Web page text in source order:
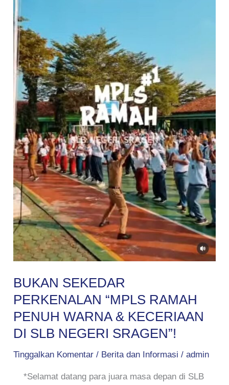
BUKAN SEKEDAR
PERKENALAN “MPLS RAMAH
PENUH WARNA & KECERIAAN
DI SLB NEGERI SRAGEN”!
Tinggalkan Komentar / Berita dan Informasi /admin
*Selamat datang para juara masa depan di SLB
PENUH
WARNA
&
KECERIAAN
DI
SLB
NEGERI
SRAGEN”!